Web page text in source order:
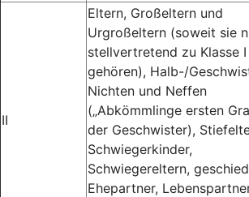
II
Eltern, Großeltern und
Urgroßeltern (soweit sie
stellvertretend zu Klasse I
gehören), Halb-/
Nichten und Neffen
(„Abkömmlinge ersten
der Geschwister),
Schwiegerkinder,
Schwiegereltern,
Ehepartner,